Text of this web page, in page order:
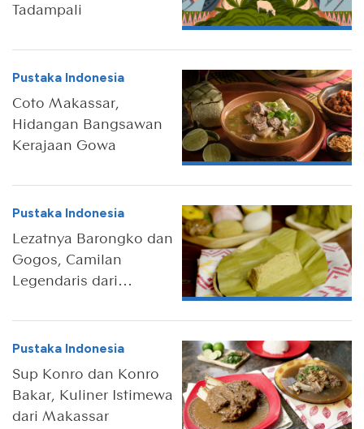
Tadampali
Pustaka Indonesia
Coto Makassar,
Hidangan Bangsawan
Kerajaan Gowa
Pustaka Indonesia
Lezatnya Barongko dan
Gogos, Camilan
Legendaris dari
Pustaka Indonesia
Sup Konro dan Konro
Bakar, Kuliner Istimewa
dari Makassar